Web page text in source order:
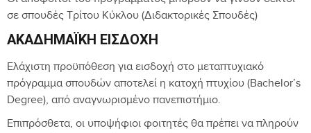
σε σπουδές Τρίτου Κύκλου (Διδακτορικές Σπουδές)
ΑΚΑΔΗΜΑΪΚΉ ΕΙΣΔΟΧΉ
Ελάχιστη προϋπόθεση για εισδοχή στο μεταπτυχιακό
πρόγραμμα σπουδών αποτελεί η κατοχή πτυχίου (Bachelor’s
Degree), από αναγνωρισμένο πανεπιστήμιο.
Επιπρόσθετα, οι υποψήφιοι φοιτητές θα πρέπει να πληρούν